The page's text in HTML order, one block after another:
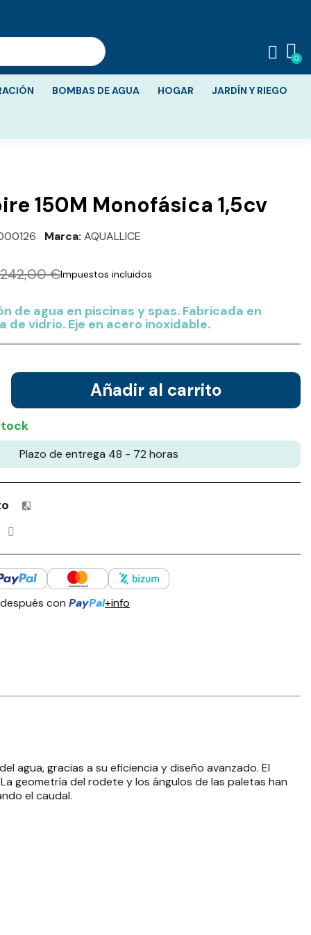
BOMBAS DE AGUA HOGAR JARDÍN Y RIEGO
150M Monofásica 1,5cv
Marca AQUALLICE
242,00 €Impuestos incluidos
de agua en piscinas y spas. Fabricada en
de vidrio. Eje en acero inoxidable.
Añadir al carrito
Plazo de entrega 48 - 72 horas
Productos incluidos en tu lista de comparación: 0 / 4
con PayPal+info
agua, gracias a su eficiencia y diseño avanzado. El
geometría del rodete y los ángulos de las paletas han
el caudal.